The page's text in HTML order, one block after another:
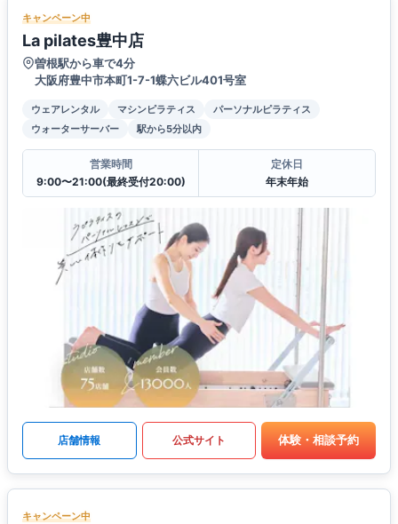
キャンペーン中
La pilates豊中店
曽根駅から車で4分
大阪府豊中市本町1-7-1蝶六ビル401号室
ウェアレンタル マシンピラティス
パーソナルピラティス
ウォーターサーバー
駅から5分以内
営業時間
9:00〜21:00(最終受付20:00)
定休日
年末年始
店舗情報 公式サイト 体験・相談予約
キャンペーン中